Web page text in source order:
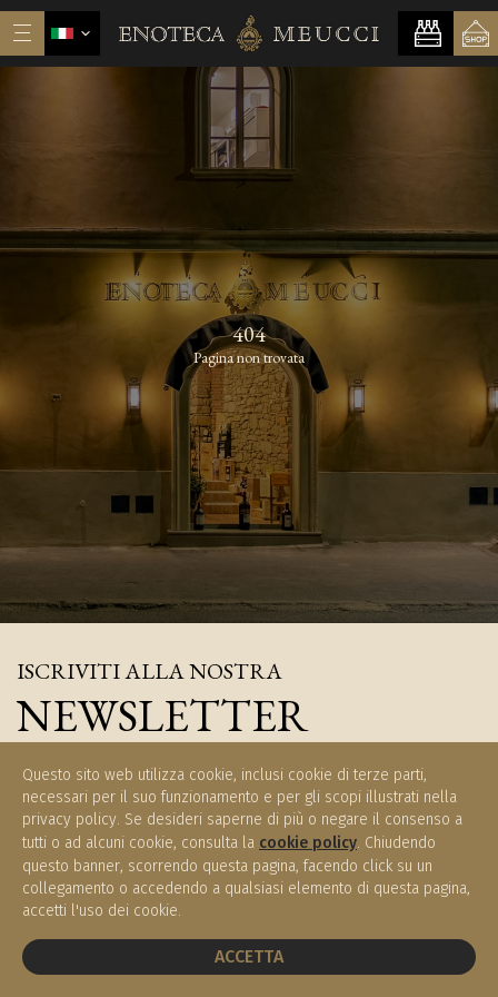
Questo sito web utilizza cookie, inclusi cookie di terze parti,
necessari per il suo funzionamento e per gli scopi illustrati nella
privacy policy. Se desideri saperne di più o negare il consenso a
tutti o ad alcuni cookie, consulta la cookie policy. Chiudendo
questo banner, scorrendo questa pagina, facendo click su un
collegamento o accedendo a qualsiasi elemento di questa pagina,
accetti l'uso dei cookie.
ACCETTA
404
Pagina non trovata
ISCRIVITI ALLA NOSTRA
NEWSLETTER
ISCRIVITI
PRENOTA UN TAVOLO